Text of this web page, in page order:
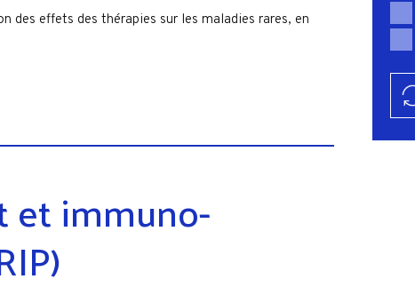
effets des thérapies sur les maladies rares, en
et immuno-